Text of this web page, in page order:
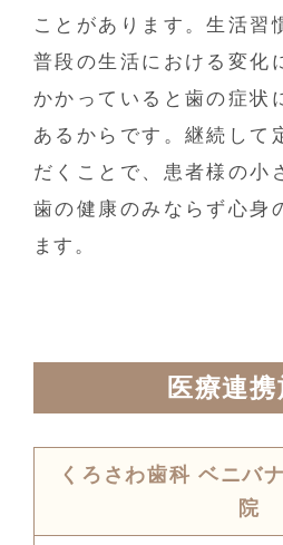
ことがあります。生活習
普段の生活における変化
かかっていると歯の症状
あるからです。継続して
だくことで、患者様の小
歯の健康のみならず心身
ます。
医療連携
くろさわ歯科 ベニバ
院